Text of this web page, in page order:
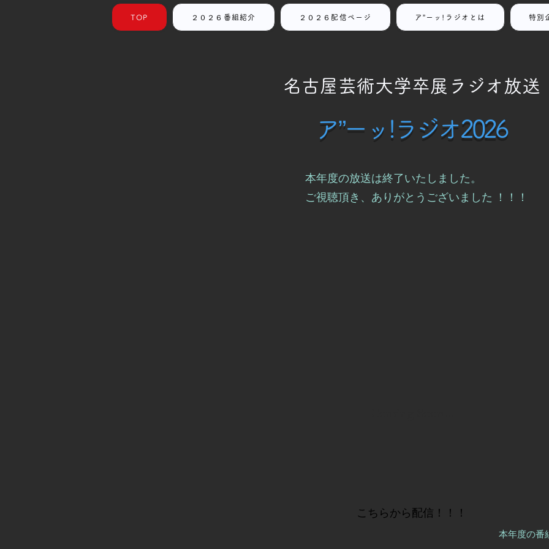
TOP ２０２６番組紹介 ２０２６配信ページ ア”ーッ!ラジオとは 特別
名古屋芸術大学卒展ラジオ放送
ア”ーッ!ラジオ2026
本年度の放送は終了いたしました。
ご視聴頂き、ありがとうございました ！！！
​こちらから配信！！！
本年度の番